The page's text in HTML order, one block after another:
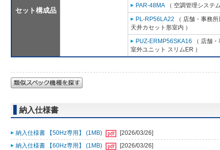
セット構成品
PAR-48MA （ 空調管理システ
PL-RP56LA22 （ 店舗・事務
天井カセット形室内 ）
PUZ-ERMP56SKA16 （ 店舗
室外ユニット スリムER ）
納入仕様書
納入仕様書 【50Hz専用】 (1MB)
[2026/03/26]
納入仕様書 【60Hz専用】 (1MB)
[2026/03/26]